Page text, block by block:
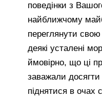
поведінки з
найближчому
переглянути свою
деякі усталені
ймовірно, що ці
заважали досягти
піднятися в очах